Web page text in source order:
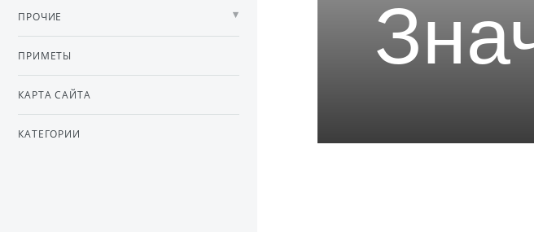
ПРОЧИЕ
ПРИМЕТЫ
КАРТА САЙТА
КАТЕГОРИИ